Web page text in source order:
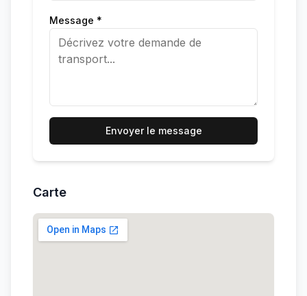
Message *
Envoyer le message
Carte